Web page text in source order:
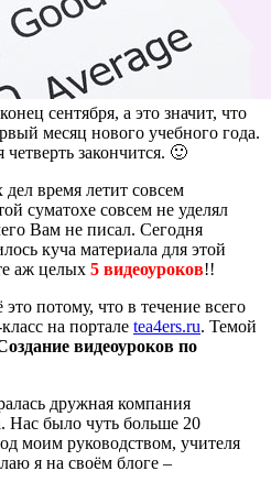
сентября, а это значит, что
месяц нового учебного года.
закончится. 🙂
время летит совсем
суматохе совсем не уделял
Вам не писал. Сегодня
куча материала для этой
аж целых 5 видеоуроков!!
потому, что в течение всего
на портале tea4ers.ru. Темой
видеоуроков по
дружная компания
Нас было чуть больше 20
моим руководством, учителя
я на своём блоге –